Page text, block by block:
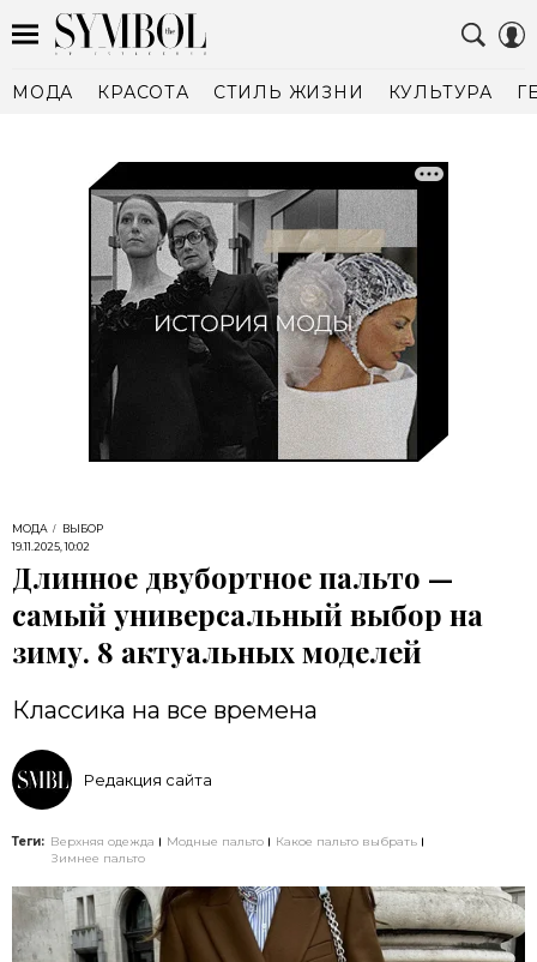
МОДА КРАСОТА СТИЛЬ ЖИЗНИ КУЛЬТУРА
МОДА
ВЫБОР
19.11.2025, 10:02
Длинное двубортное пальто —
самый универсальный выбор на
зиму. 8 актуальных моделей
Классика на все времена
Редакция сайта
Теги: Верхняя одежда Модные пальто
Какое пальто выбрать
Зимнее пальто